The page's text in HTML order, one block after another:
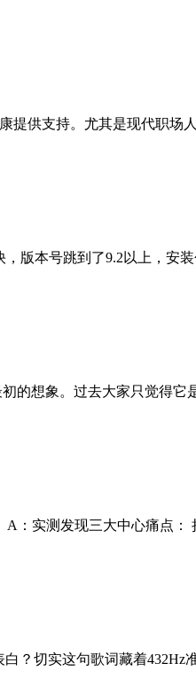
供支持。尤其是现代职
版本号跳到了9.2以上，安
的想象。过去大家只觉得
：实测发现三大中心痛点
？切实这句歌词藏着